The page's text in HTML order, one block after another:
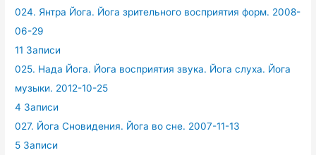
024. Янтра Йога. Йога зрительного восприятия форм. 2008-
06-29
11 Записи
025. Нада Йога. Йога восприятия звука. Йога слуха. Йога
музыки. 2012-10-25
4 Записи
027. Йога Сновидения. Йога во сне. 2007-11-13
5 Записи